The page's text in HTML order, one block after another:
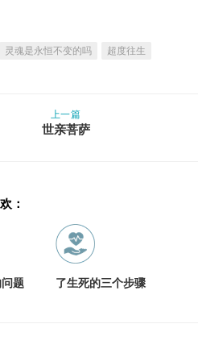
灵魂是永恒不变的吗 超度往生
上一篇
世亲菩萨
：
题 了生死的三个步骤